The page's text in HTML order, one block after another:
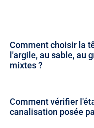
Comment choisir la
l'argile, au sable, au
mixtes ?
Comment vérifier
canalisation posée